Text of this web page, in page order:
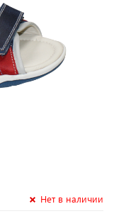
Нет в наличии